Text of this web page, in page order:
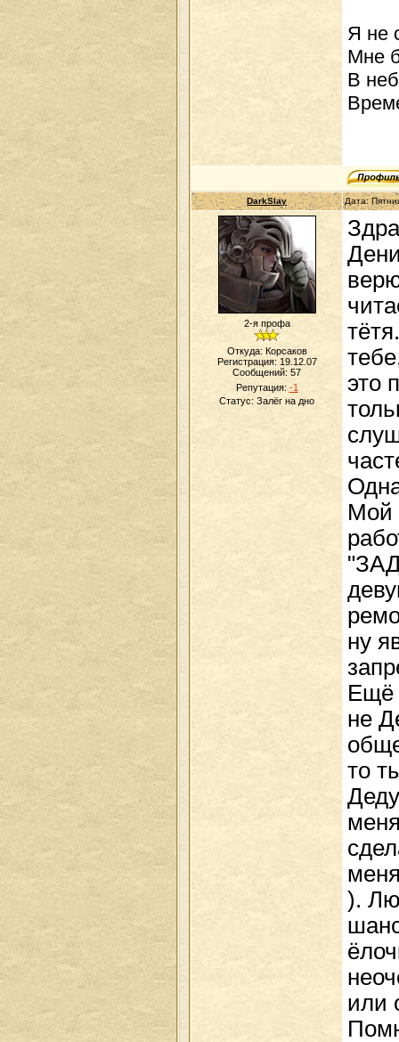
Я не
Мне
В
DarkSlay Дата:
2-я профа
Откуда: Корсаков
Регистрация: 19.12.07
Сообщений: 57
Репутация: -1
Статус: Залёг на дно
это
Мой
ну
Ещё
не
то
).
или